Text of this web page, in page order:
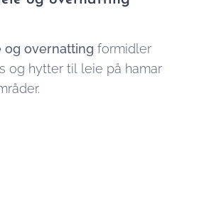
og overnatting formidler
og hytter til leie på hamar